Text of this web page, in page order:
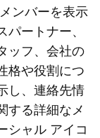
ンバーを表示
ートナー、
ッフ、会社の
格や役割につ
し、連絡先情
する詳細なメ
シャル アイコ